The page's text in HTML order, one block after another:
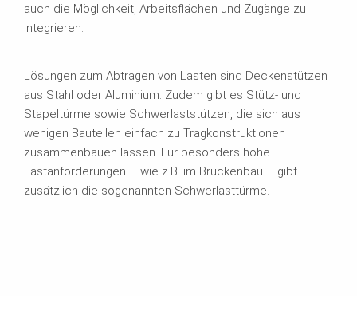
auch die Möglichkeit, Arbeitsflächen und Zugänge zu
integrieren.
Lösungen zum Abtragen von Lasten sind Deckenstützen
aus Stahl oder Aluminium. Zudem gibt es Stütz- und
Stapeltürme sowie Schwerlaststützen, die sich aus
wenigen Bauteilen einfach zu Tragkonstruktionen
zusammenbauen lassen. Für besonders hohe
Lastanforderungen – wie z.B. im Brückenbau – gibt
zusätzlich die sogenannten Schwerlasttürme.